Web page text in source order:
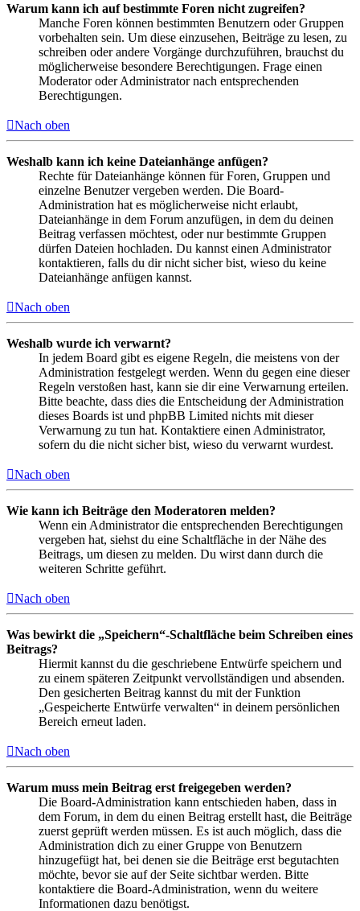
Warum kann ich auf bestimmte Foren nicht zugreifen?
Manche Foren können bestimmten Benutzern oder Gruppen
vorbehalten sein. Um diese einzusehen, Beiträge zu lesen, zu
schreiben oder andere Vorgänge durchzuführen, brauchst du
möglicherweise besondere Berechtigungen. Frage einen
Moderator oder Administrator nach entsprechenden
Berechtigungen.
Nach oben
Weshalb kann ich keine Dateianhänge anfügen?
Rechte für Dateianhänge können für Foren, Gruppen und
einzelne Benutzer vergeben werden. Die Board-
Administration hat es möglicherweise nicht erlaubt,
Dateianhänge in dem Forum anzufügen, in dem du deinen
Beitrag verfassen möchtest, oder nur bestimmte Gruppen
dürfen Dateien hochladen. Du kannst einen Administrator
kontaktieren, falls du dir nicht sicher bist, wieso du keine
Dateianhänge anfügen kannst.
Nach oben
Weshalb wurde ich verwarnt?
In jedem Board gibt es eigene Regeln, die meistens von der
Administration festgelegt werden. Wenn du gegen eine dieser
Regeln verstoßen hast, kann sie dir eine Verwarnung erteilen.
Bitte beachte, dass dies die Entscheidung der Administration
dieses Boards ist und phpBB Limited nichts mit dieser
Verwarnung zu tun hat. Kontaktiere einen Administrator,
sofern du die nicht sicher bist, wieso du verwarnt wurdest.
Nach oben
Wie kann ich Beiträge den Moderatoren melden?
Wenn ein Administrator die entsprechenden Berechtigungen
vergeben hat, siehst du eine Schaltfläche in der Nähe des
Beitrags, um diesen zu melden. Du wirst dann durch die
weiteren Schritte geführt.
Nach oben
Was bewirkt die „Speichern“-Schaltfläche beim Schreiben eines
Beitrags?
Hiermit kannst du die geschriebene Entwürfe speichern und
zu einem späteren Zeitpunkt vervollständigen und absenden.
Den gesicherten Beitrag kannst du mit der Funktion
„Gespeicherte Entwürfe verwalten“ in deinem persönlichen
Bereich erneut laden.
Nach oben
Warum muss mein Beitrag erst freigegeben werden?
Die Board-Administration kann entschieden haben, dass in
dem Forum, in dem du einen Beitrag erstellt hast, die Beiträge
zuerst geprüft werden müssen. Es ist auch möglich, dass die
Administration dich zu einer Gruppe von Benutzern
hinzugefügt hat, bei denen sie die Beiträge erst begutachten
möchte, bevor sie auf der Seite sichtbar werden. Bitte
kontaktiere die Board-Administration, wenn du weitere
Informationen dazu benötigst.